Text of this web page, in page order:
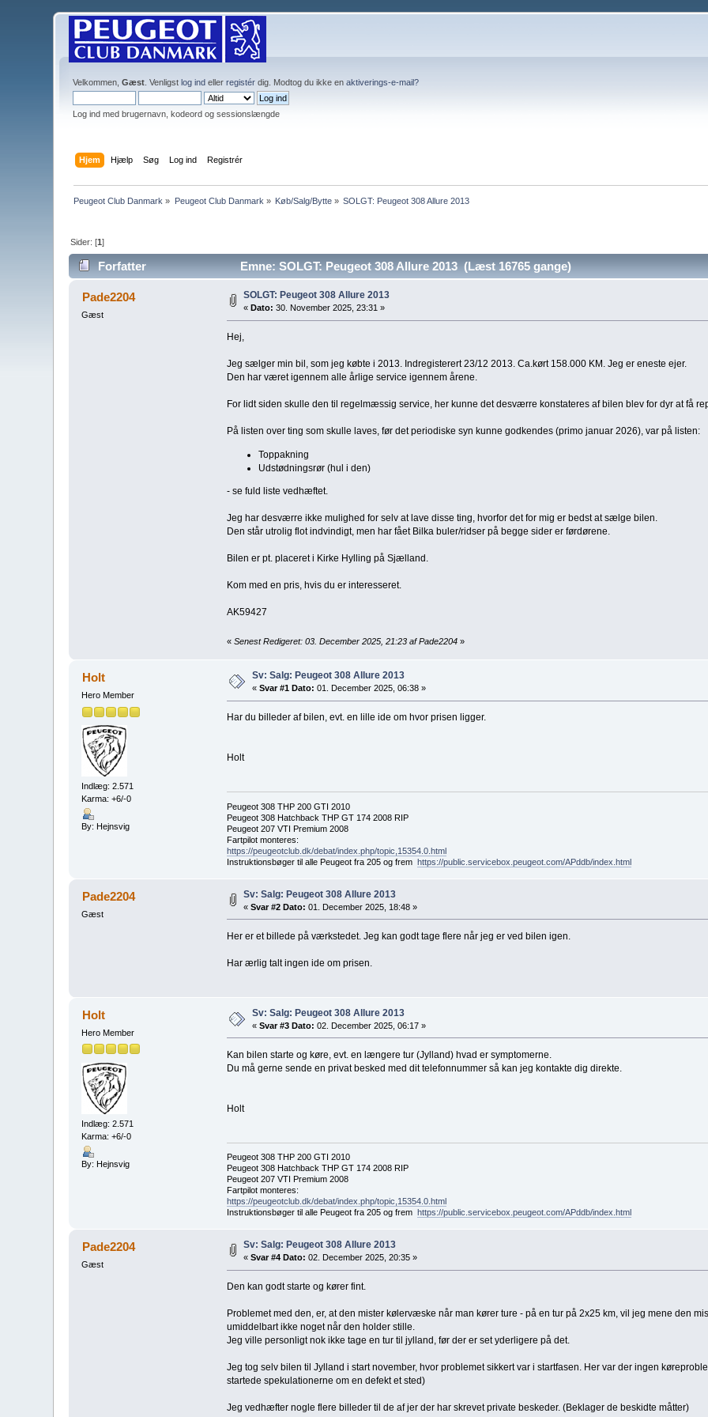
Velkommen,Gæst . Venligstlog ind ellerregistér dig. Modtog du ikke enaktiverings-e-mail?
Log ind med brugernavn, kodeord og sessionslængde
Hjem Hjælp Søg Log ind Registrér
Peugeot Club Danmark » Peugeot Club Danmark » Køb/Salg/Bytte » SOLGT: Peugeot 308 Allure 2013
Sider: [1]
Forfatter Emne: SOLGT: Peugeot 308 Allure 2013 (Læst 16765 gange)
Pade2204
Gæst
SOLGT: Peugeot 308 Allure 2013
« Dato: 30. November 2025, 23:31 »
Hej,
Jeg sælger min bil, som jeg købte i 2013. Indregisterert 23/12 2013. Ca.kørt 158.000 KM. Jeg er eneste ejer.
Den har været igennem alle årlige service igennem årene.
For lidt siden skulle den til regelmæssig service, her kunne det desværre konstateres af bilen blev for dyr at få
På listen over ting som skulle laves, før det periodiske syn kunne godkendes (primo januar 2026), var på listen:
Toppakning
Udstødningsrør (hul i den)
- se fuld liste vedhæftet.
Jeg har desværre ikke mulighed for selv at lave disse ting, hvorfor det for mig er bedst at sælge bilen.
Den står utrolig flot indvindigt, men har fået Bilka buler/ridser på begge sider er førdørene.
Bilen er pt. placeret i Kirke Hylling på Sjælland.
Kom med en pris, hvis du er interesseret.
AK59427
« Senest Redigeret: 03. December 2025, 21:23 af Pade2204»
Holt
Hero Member
Indlæg: 2.571
Karma: +6/-0
By: Hejnsvig
Sv: Salg: Peugeot 308 Allure 2013
«Svar #1 Dato: 01. December 2025, 06:38 »
Har du billeder af bilen, evt. en lille ide om hvor prisen ligger.
Holt
Peugeot 308 THP 200 GTI 2010
Peugeot 308 Hatchback THP GT 174 2008 RIP
Peugeot 207 VTI Premium 2008
Fartpilot monteres:
https://peugeotclub.dk/debat/index.php/topic,15354.0.html
Instruktionsbøger til alle Peugeot fra 205 og frem https://public.servicebox.peugeot.com/APddb/index.html
Pade2204
Gæst
Sv: Salg: Peugeot 308 Allure 2013
«Svar #2 Dato: 01. December 2025, 18:48 »
Her er et billede på værkstedet. Jeg kan godt tage flere når jeg er ved bilen igen.
Har ærlig talt ingen ide om prisen.
Holt
Hero Member
Indlæg: 2.571
Karma: +6/-0
By: Hejnsvig
Sv: Salg: Peugeot 308 Allure 2013
«Svar #3 Dato: 02. December 2025, 06:17 »
Kan bilen starte og køre, evt. en længere tur (Jylland) hvad er symptomerne.
Du må gerne sende en privat besked med dit telefonnummer så kan jeg kontakte dig direkte.
Holt
Peugeot 308 THP 200 GTI 2010
Peugeot 308 Hatchback THP GT 174 2008 RIP
Peugeot 207 VTI Premium 2008
Fartpilot monteres:
https://peugeotclub.dk/debat/index.php/topic,15354.0.html
Instruktionsbøger til alle Peugeot fra 205 og frem https://public.servicebox.peugeot.com/APddb/index.html
Pade2204
Gæst
Sv: Salg: Peugeot 308 Allure 2013
«Svar #4 Dato: 02. December 2025, 20:35 »
Den kan godt starte og kører fint.
Problemet med den, er, at den mister kølervæske når man kører ture - på en tur på 2x25 km, vil jeg mene den
umiddelbart ikke noget når den holder stille.
Jeg ville personligt nok ikke tage en tur til jylland, før der er set yderligere på det.
Jeg tog selv bilen til Jylland i start november, hvor problemet sikkert var i startfasen. Her var der ingen
startede spekulationerne om en defekt et sted)
Jeg vedhæfter nogle flere billeder til de af jer der har skrevet private beskeder. (Beklager de beskidte måtter)